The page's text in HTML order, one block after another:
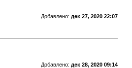
Добавлено: дек 27, 2020 22:07
Добавлено: дек 28, 2020 09:14